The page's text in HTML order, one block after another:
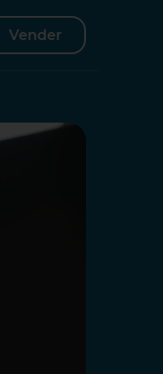
Vender